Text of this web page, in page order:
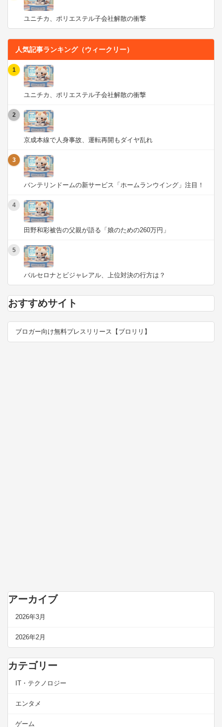
ユニチカ、ポリエステル子会社解散の衝撃
人気記事ランキング（ウィークリー）
1
ユニチカ、ポリエステル子会社解散の衝撃
2
京成本線で人身事故、運転再開もダイヤ乱れ
3
バンテリンドームの新サービス「ホームランウイング」注目！
4
田野和彩被告の父親が語る「娘のための260万円」
5
バルセロナとビジャレアル、上位対決の行方は？
おすすめサイト
ブロガー向け無料プレスリリース【ブロリリ】
アーカイブ
2026年3月
2026年2月
カテゴリー
IT・テクノロジー
エンタメ
ゲーム